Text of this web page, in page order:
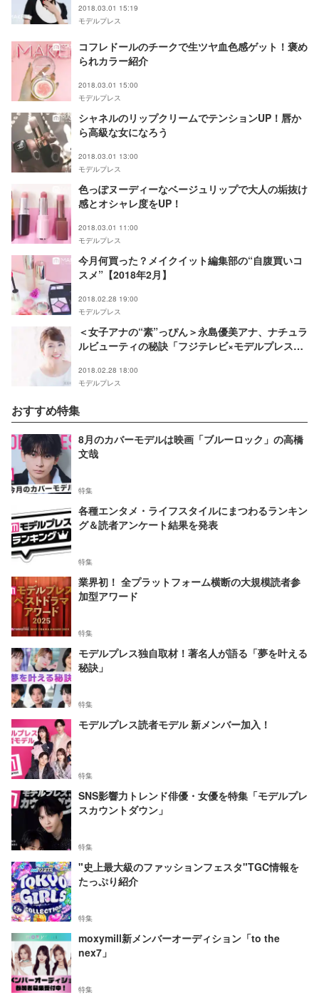
2018.03.01 15:19
モデルプレス
コフレドールのチークで生ツヤ血色感ゲット！褒め
られカラー紹介
2018.03.01 15:00
モデルプレス
シャネルのリップクリームでテンションUP！唇か
ら高級な女になろう
2018.03.01 13:00
モデルプレス
色っぽヌーディーなベージュリップで大人の垢抜け
感とオシャレ度をUP！
2018.03.01 11:00
モデルプレス
今月何買った？メイクイット編集部の“自腹買いコ
スメ”【2018年2月】
2018.02.28 19:00
モデルプレス
＜女子アナの“素”っぴん＞永島優美アナ、ナチュラ
ルビューティの秘訣「フジテレビ×モデルプレス」
2018.02.28 18:00
モデルプレス
おすすめ特集
8月のカバーモデルは映画「ブルーロック」の高橋
文哉
特集
各種エンタメ・ライフスタイルにまつわるランキン
グ＆読者アンケート結果を発表
特集
業界初！ 全プラットフォーム横断の大規模読者参
加型アワード
特集
モデルプレス独自取材！著名人が語る「夢を叶える
秘訣」
特集
モデルプレス読者モデル 新メンバー加入！
特集
SNS影響力トレンド俳優・女優を特集「モデルプレ
スカウントダウン」
特集
"史上最大級のファッションフェスタ"TGC情報を
たっぷり紹介
特集
moxymill新メンバーオーディション「to the
nex7」
特集